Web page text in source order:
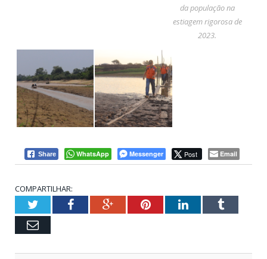
da população na
estiagem rigorosa de
2023.
Share WhatsApp Messenger Post Email
COMPARTILHAR:
TwitterFacebookGoogle+PinterestLinkedInTumblr
Email